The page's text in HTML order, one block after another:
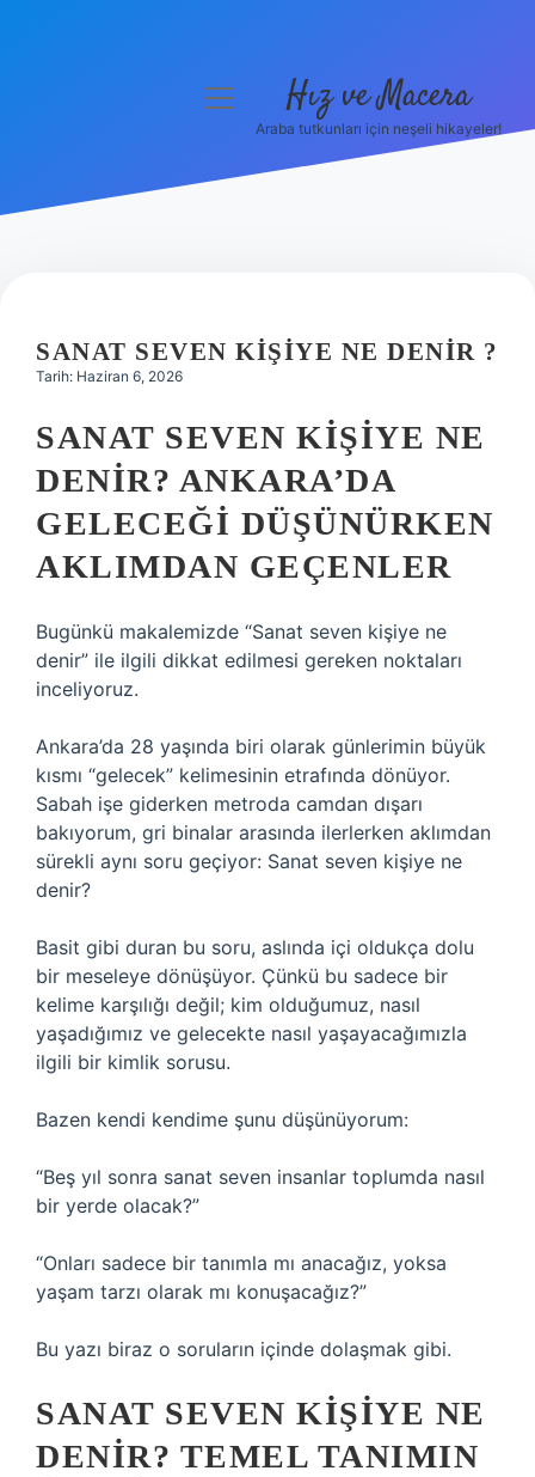
Hakkımızda
menüyü
Hız ve Macera
Araba tutkunları için neşeli hikayeler!
SANAT SEVEN KIŞIYE NE DENIR ?
Tarih: Haziran 6, 2026
SANAT SEVEN KIŞIYE NE
DENIR? ANKARA’DA
GELECEĞI DÜŞÜNÜRKEN
AKLIMDAN GEÇENLER
Bugünkü makalemizde “Sanat seven kişiye ne
denir” ile ilgili dikkat edilmesi gereken noktaları
inceliyoruz.
Ankara’da 28 yaşında biri olarak günlerimin büyük
kısmı “gelecek” kelimesinin etrafında dönüyor.
Sabah işe giderken metroda camdan dışarı
bakıyorum, gri binalar arasında ilerlerken aklımdan
sürekli aynı soru geçiyor: Sanat seven kişiye ne
denir?
Basit gibi duran bu soru, aslında içi oldukça dolu
bir meseleye dönüşüyor. Çünkü bu sadece bir
kelime karşılığı değil; kim olduğumuz, nasıl
yaşadığımız ve gelecekte nasıl yaşayacağımızla
ilgili bir kimlik sorusu.
Bazen kendi kendime şunu düşünüyorum:
“Beş yıl sonra sanat seven insanlar toplumda nasıl
bir yerde olacak?”
“Onları sadece bir tanımla mı anacağız, yoksa
yaşam tarzı olarak mı konuşacağız?”
Bu yazı biraz o soruların içinde dolaşmak gibi.
SANAT SEVEN KIŞIYE NE
DENIR? TEMEL TANIMIN